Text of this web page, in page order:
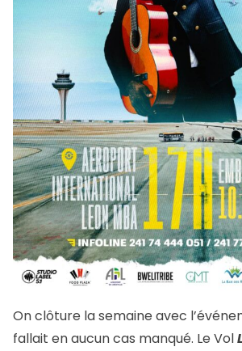
On clôture la semaine avec
fallait en aucun cas manqué. Le Vol